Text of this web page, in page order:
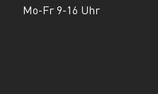
Mo-Fr 9-16 Uhr